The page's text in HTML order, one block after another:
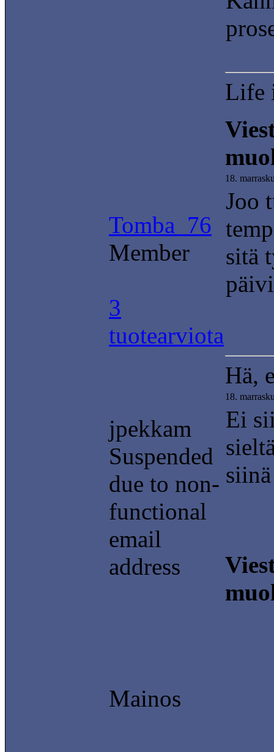
Life
Tomba_76
Member
3
tuotearviota
18.
Joo
sitä
Hä,
jpekkam
Suspended
due to non-
functional
email
address
18.
Ei
Mainos